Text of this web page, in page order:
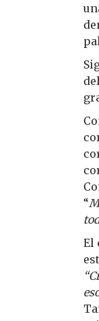
“
El